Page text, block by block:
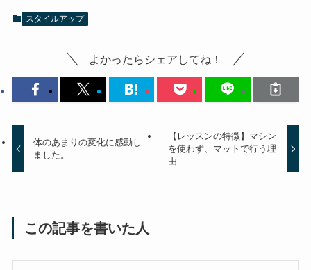
スタイルアップ
よかったらシェアしてね！
体のあまりの変化に感動し
ました。
【レッスンの特徴】マシン
を使わず、マットで行う理
由
この記事を書いた人